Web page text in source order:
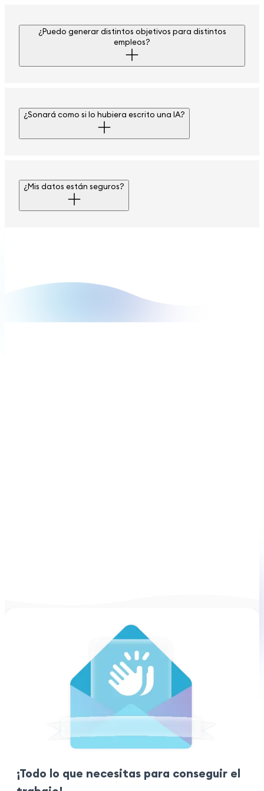
¿Puedo generar distintos objetivos para distintos
empleos?
¿Sonará como si lo hubiera escrito una IA?
¿Mis datos están seguros?
¡Todo lo que necesitas para conseguir el